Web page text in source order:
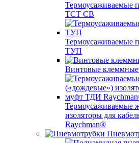
Термоусаживаемые
TCT CB
Термоусаживаемые
ТУП
Винтовые
Термоусаживаемые
изоляторы для
Raychman®